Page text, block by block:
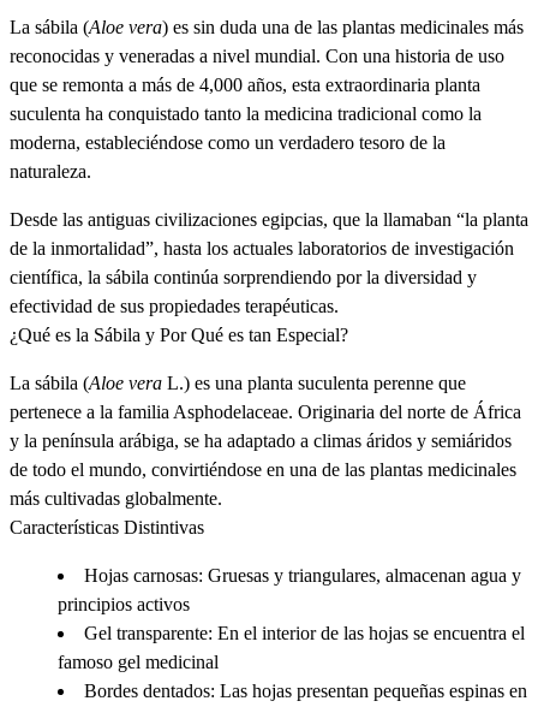
La sábila (Aloe vera) es sin duda una de las plantas medicinales más
reconocidas y veneradas a nivel mundial. Con una historia de uso
que se remonta a más de 4,000 años, esta extraordinaria planta
suculenta ha conquistado tanto la medicina tradicional como la
moderna, estableciéndose como un verdadero tesoro de la
naturaleza.
Desde las antiguas civilizaciones egipcias, que la llamaban “la planta
de la inmortalidad”, hasta los actuales laboratorios de investigación
científica, la sábila continúa sorprendiendo por la diversidad y
efectividad de sus propiedades terapéuticas.
¿Qué es la Sábila y Por Qué es tan Especial?
La sábila (Aloe vera L.) es una planta suculenta perenne que
pertenece a la familia Asphodelaceae. Originaria del norte de África
y la península arábiga, se ha adaptado a climas áridos y semiáridos
de todo el mundo, convirtiéndose en una de las plantas medicinales
más cultivadas globalmente.
Características Distintivas
Hojas carnosas: Gruesas y triangulares, almacenan agua y
principios activos
Gel transparente: En el interior de las hojas se encuentra el
famoso gel medicinal
Bordes dentados: Las hojas presentan pequeñas espinas en